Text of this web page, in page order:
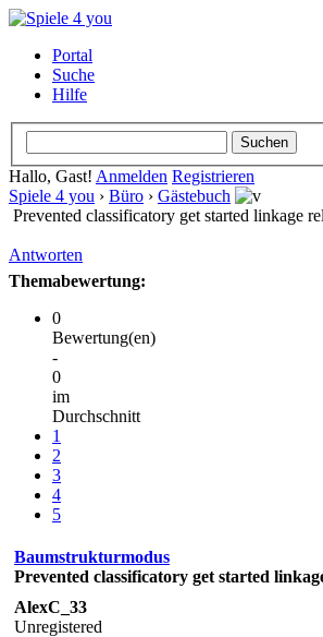
Portal
Suche
Hilfe
Hallo, Gast! Anmelden Registrieren
Spiele 4 you › Büro › Gästebuch
Prevented classificatory get started linkage
Antworten
Themabewertung:
0
Bewertung(en)
-
0
im
Durchschnitt
1
2
3
4
5
Baumstrukturmodus
Prevented classificatory get started
AlexC_33
Unregistered